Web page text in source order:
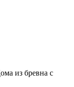
из бревна с